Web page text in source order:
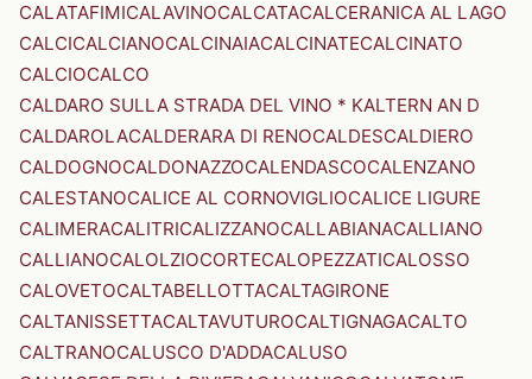
CALATAFIMICALAVINOCALCATACALCERANICA AL LAGO
CALCICALCIANOCALCINAIACALCINATECALCINATO
CALCIOCALCO
CALDARO SULLA STRADA DEL VINO * KALTERN AN D
CALDAROLACALDERARA DI RENOCALDESCALDIERO
CALDOGNOCALDONAZZOCALENDASCOCALENZANO
CALESTANOCALICE AL CORNOVIGLIOCALICE LIGURE
CALIMERACALITRICALIZZANOCALLABIANACALLIANO
CALLIANOCALOLZIOCORTECALOPEZZATICALOSSO
CALOVETOCALTABELLOTTACALTAGIRONE
CALTANISSETTACALTAVUTUROCALTIGNAGACALTO
CALTRANOCALUSCO D'ADDACALUSO